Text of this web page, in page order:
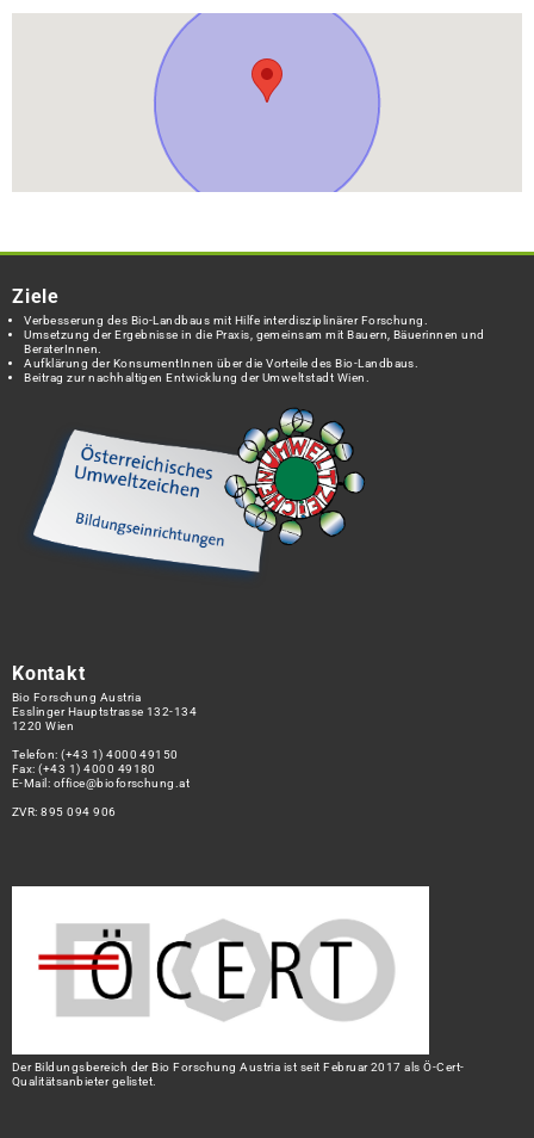
Ziele
Verbesserung des Bio-Landbaus mit Hilfe interdisziplinärer Forschung.
Umsetzung der Ergebnisse in die Praxis, gemeinsam mit Bauern, Bäuerinnen und
BeraterInnen.
Aufklärung der KonsumentInnen über die Vorteile des Bio-Landbaus.
Beitrag zur nachhaltigen Entwicklung der Umweltstadt Wien.
Kontakt
Bio Forschung Austria
Esslinger Hauptstrasse 132-134
1220 Wien
Telefon:(+43 1) 4000 49150
Fax: (+43 1) 4000 49180
E-Mail: office@bioforschung.at
ZVR: 895 094 906
Der Bildungsbereich der Bio Forschung Austria ist seit Februar 2017 als Ö-Cert-
Qualitätsanbieter gelistet.